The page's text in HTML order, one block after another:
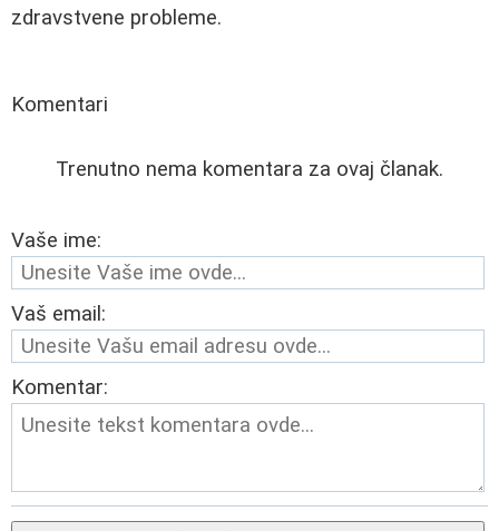
zdravstvene probleme.
Komentari
Trenutno nema komentara za ovaj članak.
Vaše ime:
Vaš email:
Komentar: